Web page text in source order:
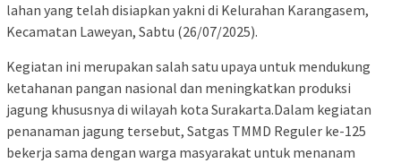
lahan yang telah disiapkan yakni di Kelurahan Karangasem,
Kecamatan Laweyan, Sabtu (26/07/2025).
Kegiatan ini merupakan salah satu upaya untuk mendukung
ketahanan pangan nasional dan meningkatkan produksi
jagung khususnya di wilayah kota Surakarta.Dalam kegiatan
penanaman jagung tersebut, Satgas TMMD Reguler ke-125
bekerja sama dengan warga masyarakat untuk menanam